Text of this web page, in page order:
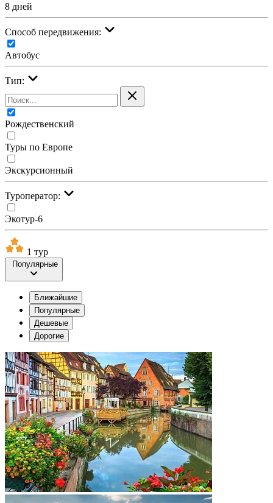
8 дней
Cпособ передвижения:
Автобус
Тип:
Рождественский
Туры по Европе
Экскурсионный
Туроператор:
Экотур-6
1 тур
Популярные
Ближайшие
Популярные
Дешевые
Дорогие